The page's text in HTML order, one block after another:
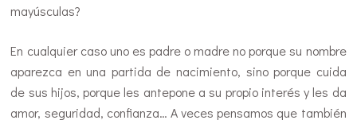
mayúsculas?
En cualquier caso uno es padre o madre no porque su nombre
aparezca en una partida de nacimiento, sino porque cuida
de sus hijos, porque les antepone a su propio interés y les da
amor, seguridad, confianza… A veces pensamos que también